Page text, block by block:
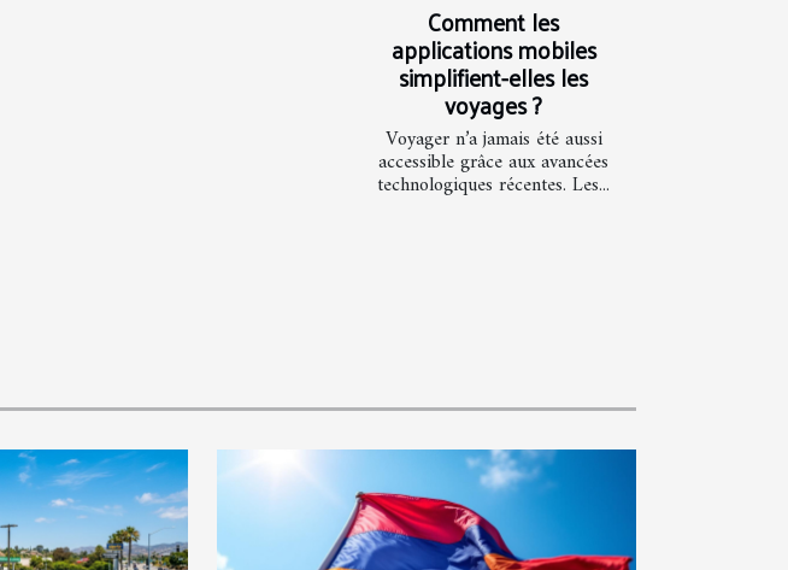
Comment les
applications mobiles
simplifient-elles les
voyages ?
Voyager n’a jamais été aussi
accessible grâce aux avancées
technologiques récentes. Les...